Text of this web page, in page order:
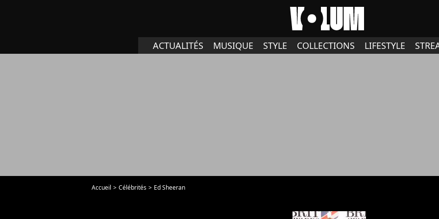
ACTUALITÉS MUSIQUE STYLE COLLECTIONS LIFESTYLE
Accueil Célébrités Ed Sheeran